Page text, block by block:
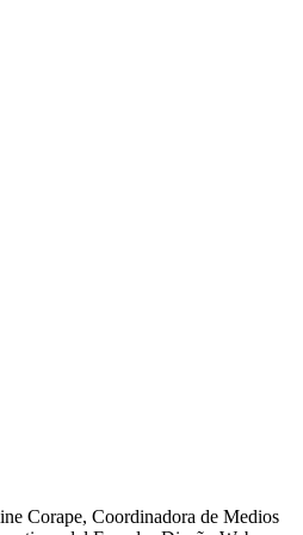
Corape, Coordinadora de Medios